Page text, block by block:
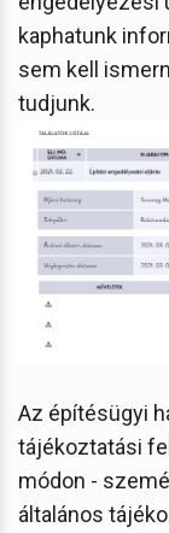
kaphatunk
sem kell
tudjunk.
Az építésügyi
tájékoztatási
módon -
általános